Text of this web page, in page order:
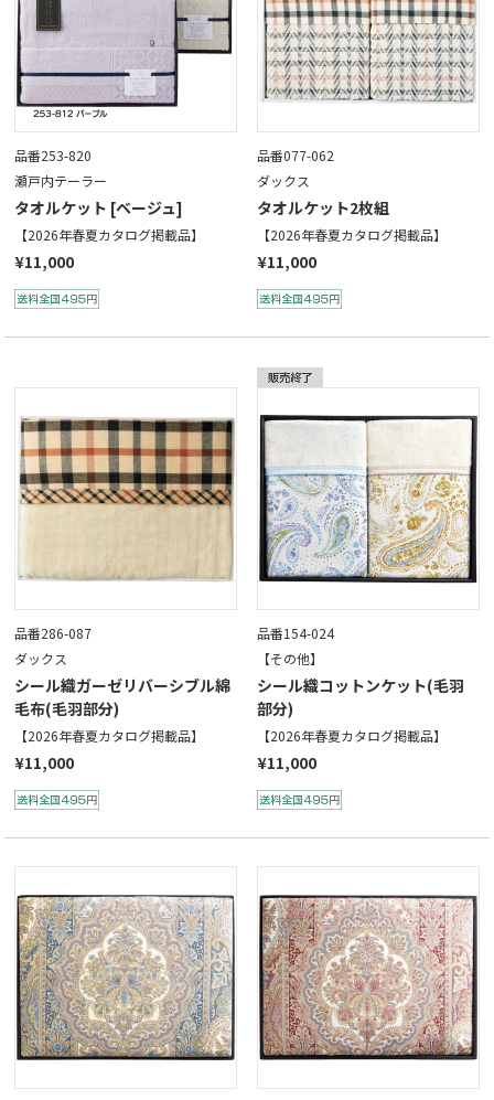
品番253-820
瀬戸内テーラー
タオルケット [ベージュ]
【2026年春夏カタログ掲載品】
¥11,000
品番077-062
ダックス
タオルケット2枚組
【2026年春夏カタログ掲載品】
¥11,000
品番286-087
ダックス
シール織ガーゼリバーシブル綿
毛布(毛羽部分)
【2026年春夏カタログ掲載品】
¥11,000
品番154-024
【その他】
シール織コットンケット(毛羽
部分)
【2026年春夏カタログ掲載品】
¥11,000